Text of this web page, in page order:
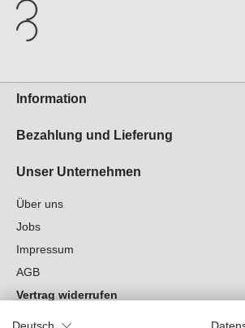
Information
Bezahlung und Lieferung
Unser Unternehmen
Über uns
Jobs
Impressum
AGB
Vertrag widerrufen